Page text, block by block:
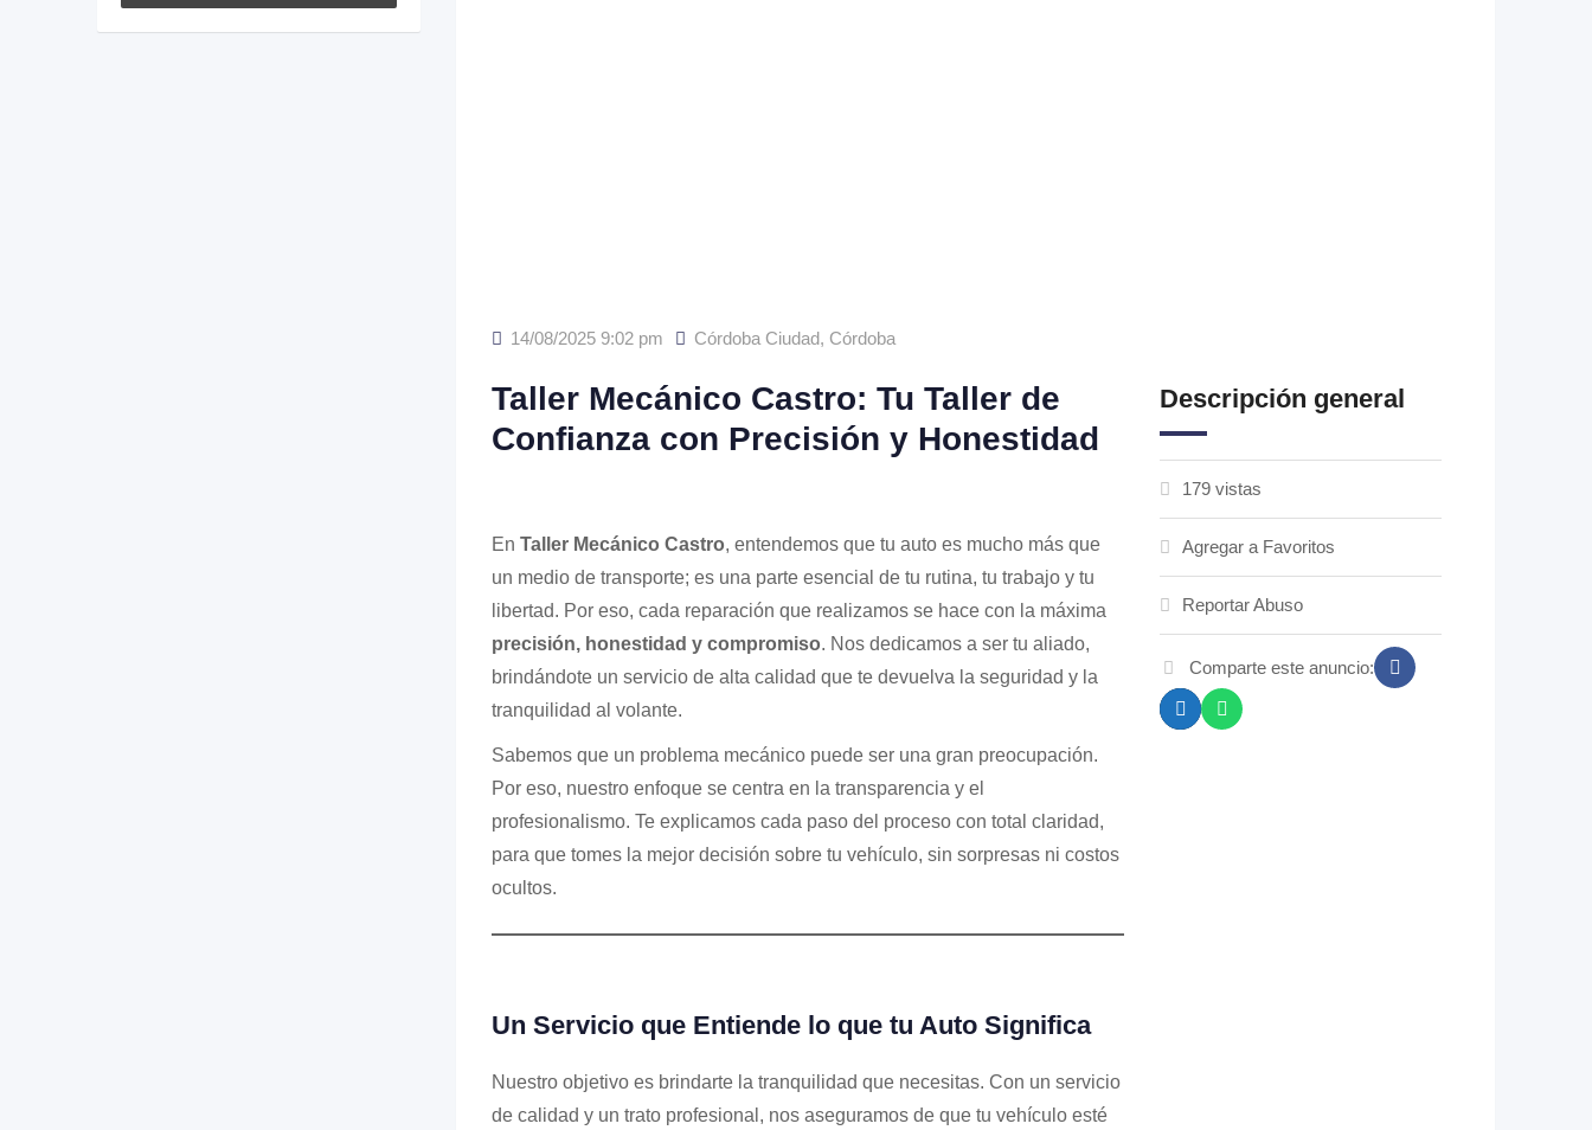
14/08/2025 9:02 pm Córdoba Ciudad, Córdoba
Taller Mecánico Castro: Tu Taller de
Confianza con Precisión y Honestidad
En Taller Mecánico Castro, entendemos que tu auto es mucho más que
un medio de transporte; es una parte esencial de tu rutina, tu trabajo y tu
libertad. Por eso, cada reparación que realizamos se hace con la máxima
precisión, honestidad y compromiso. Nos dedicamos a ser tu aliado,
brindándote un servicio de alta calidad que te devuelva la seguridad y la
tranquilidad al volante.
Sabemos que un problema mecánico puede ser una gran preocupación.
Por eso, nuestro enfoque se centra en la transparencia y el
profesionalismo. Te explicamos cada paso del proceso con total claridad,
para que tomes la mejor decisión sobre tu vehículo, sin sorpresas ni costos
ocultos.
Un Servicio que Entiende lo que tu Auto Significa
Nuestro objetivo es brindarte la tranquilidad que necesitas. Con un servicio
de calidad y un trato profesional, nos aseguramos de que tu vehículo esté
Descripción general
179 vistas
Agregar a Favoritos
Reportar Abuso
Comparte este anuncio: